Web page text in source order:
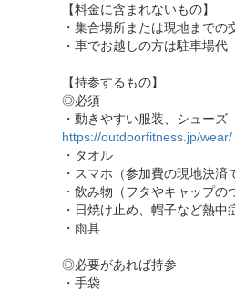
【料金に含まれないもの】
・集合場所または現地までの
・車でお越しの方は駐車場代
【持参するもの】
◎必須
・動きやすい服装、シューズ
https://outdoorfitness.jp/wear/
・タオル
・スマホ（参加費の現地決済
・飲み物（フタやキャップの
・日焼け止め、帽子など熱中
・雨具
◎必要があれば持参
・手袋